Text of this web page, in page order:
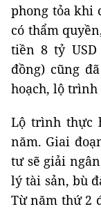
phong tỏa khi
có thẩm
tiền 8 tỷ
đồng) cũng
hoạch, lộ
Lộ trình thực
năm. Giai
tư sẽ giải
lý tài sản, bù
Từ năm thứ 2